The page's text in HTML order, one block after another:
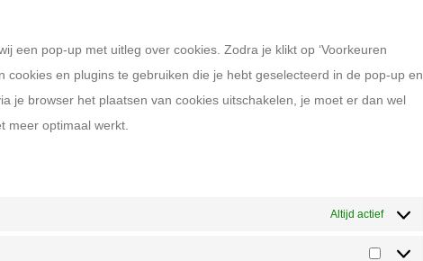
diversen
een pop-up met uitleg over cookies. Zodra je klikt op ‘Voorkeuren
cookies en plugins te gebruiken die je hebt geselecteerd in de pop-up en
je browser het plaatsen van cookies uitschakelen, je moet er dan wel
meer optimaal werkt.
Altijd actief